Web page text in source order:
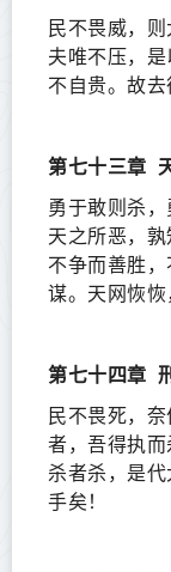
民不畏威，
夫唯不压，
不自贵。故去
第七十三章
勇于敢则杀，
天之所恶，孰
不争而善胜
谋。天网恢恢
第七十四章
民不畏死，
者，吾得执
杀者杀，是
手矣！